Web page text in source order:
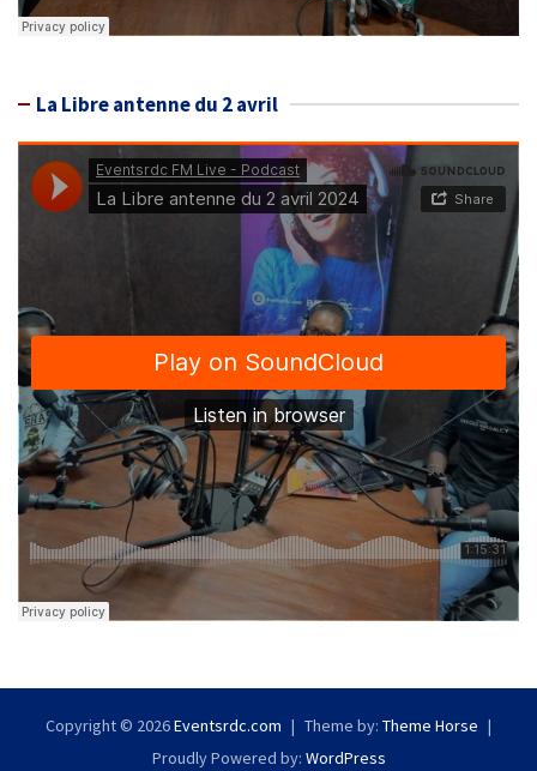
La Libre antenne du 2 avril
Copyright © 2026Eventsrdc.com Theme by: Theme Horse
Proudly Powered by: WordPress